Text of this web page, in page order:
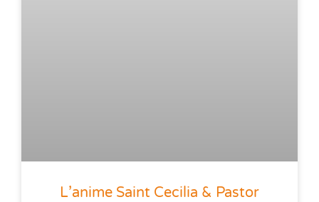
L’anime Saint Cecilia & Pastor